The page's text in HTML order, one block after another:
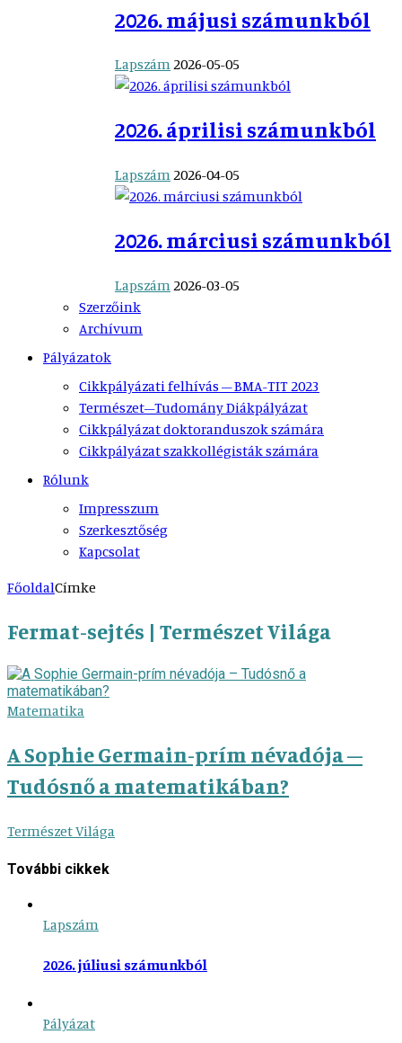
2026. májusi számunkból
Lapszám2026-05-05
2026. áprilisi számunkból
Lapszám2026-04-05
2026. márciusi számunkból
Lapszám2026-03-05
Szerzőink
Archívum
Pályázatok
Cikkpályázati felhívás – BMA-TIT 2023
Természet–Tudomány Diákpályázat
Cikkpályázat doktoranduszok számára
Cikkpályázat szakkollégisták számára
Rólunk
Impresszum
Szerkesztőség
Kapcsolat
FőoldalCímke
Fermat-sejtés | Természet Világa
Matematika
A Sophie Germain-prím névadója –
Tudósnő a matematikában?
Természet Világa
További cikkek
Lapszám
2026. júliusi számunkból
Pályázat